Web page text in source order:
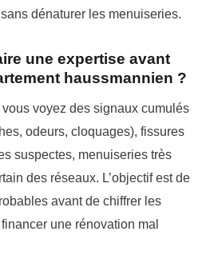
dénaturer les menuiseries.
une expertise avant
haussmannien ?
voyez des signaux cumulés
odeurs, cloquages), fissures
suspectes, menuiseries très
des réseaux. L’objectif est de
avant de chiffrer les
une rénovation mal